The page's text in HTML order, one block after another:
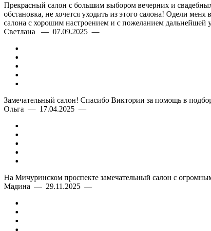
Прекрасный салон с большим выбором вечерних и
обстановка, не хочется уходить из этого салона! Одели
салона с хорошим настроением и с пожеланием дальнейшей
Светлана — 07.09.2025 —
Замечательный салон! Спасибо Виктории за помощь в
Ольга — 17.04.2025 —
На Мичуринском проспекте замечательный салон с
Мадина — 29.11.2025 —